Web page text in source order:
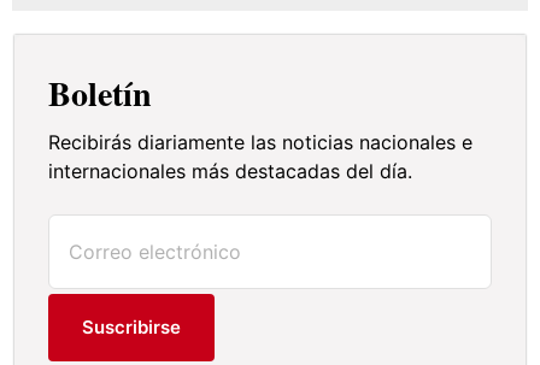
Boletín
Recibirás diariamente las noticias nacionales e
internacionales más destacadas del día.
Suscribirse